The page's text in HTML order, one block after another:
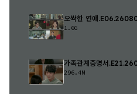
오싹한 연애
1.6G
가족관계증명서
296.4M